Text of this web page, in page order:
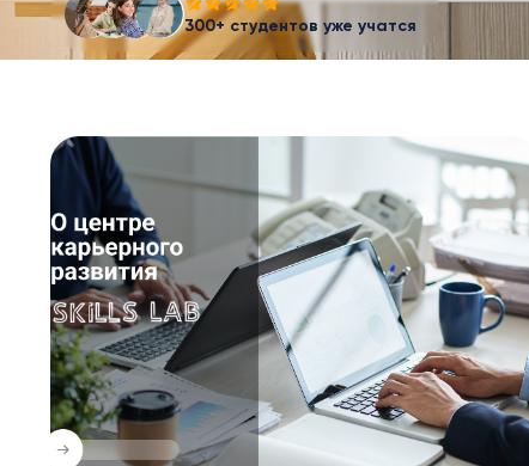
300+ студентов уже учатся